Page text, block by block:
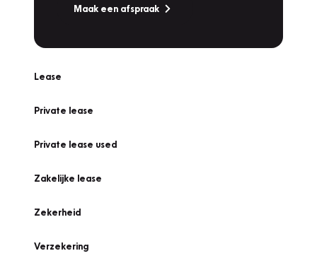
Maak een afspraak
Lease
Private lease
Private lease used
Zakelijke lease
Zekerheid
Verzekering